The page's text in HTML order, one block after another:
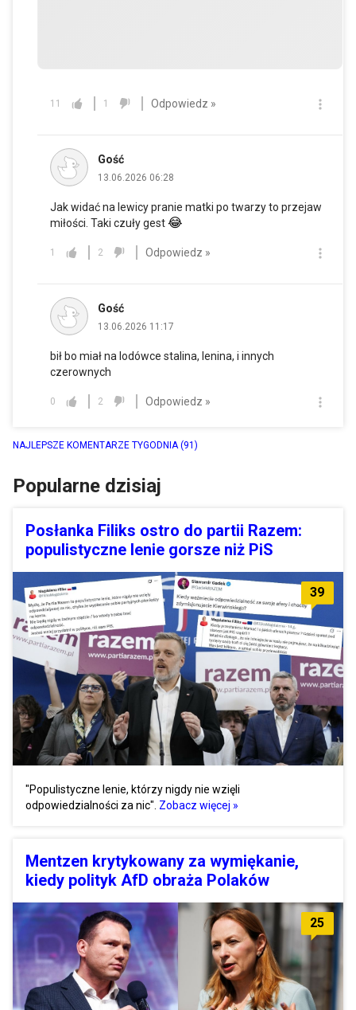
11 1 Odpowiedz »
Gość
13.06.2026 06:28
Jak widać na lewicy pranie matki po twarzy to przejaw
miłości. Taki czuły gest😂
1 2 Odpowiedz »
Gość
13.06.2026 11:17
bił bo miał na lodówce stalina, lenina, i innych
czerownych
0 2 Odpowiedz »
NAJLEPSZE KOMENTARZE TYGODNIA(91)
Popularne dzisiaj
Posłanka Filiks ostro do partii Razem:
populistyczne lenie gorsze niż PiS
39
"Populistyczne lenie, którzy nigdy nie wzięli
odpowiedzialności za nic". Zobacz więcej »
Mentzen krytykowany za wymiękanie,
kiedy polityk AfD obraża Polaków
25